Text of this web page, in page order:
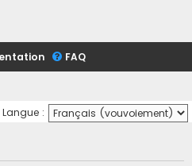
FAQ
Langue :